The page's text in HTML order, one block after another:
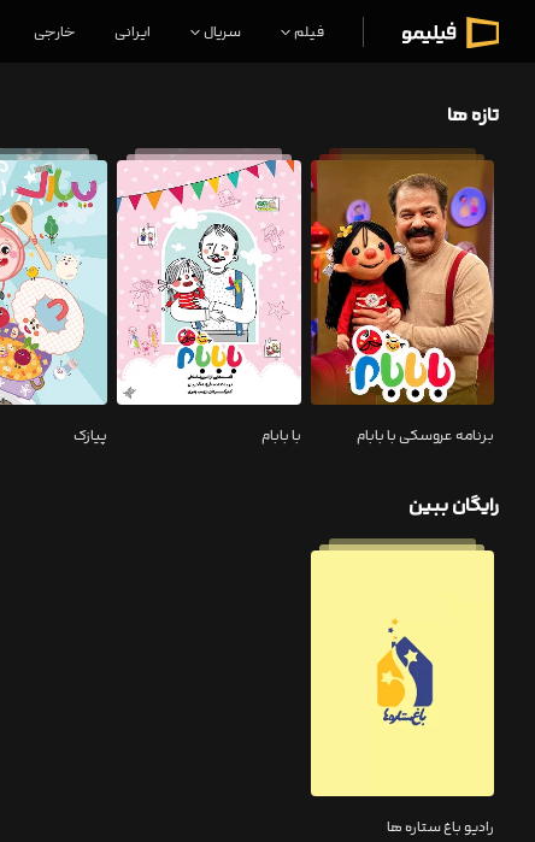
فیلم سریال ایرانی خارجی
تازه ها
برنامه عروسکی با بابام با بابام پیازک
رایگان ببین
رادیو باغ ستاره ها